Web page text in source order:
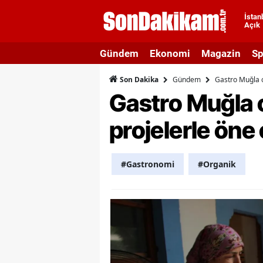
Açık
Gündem Ekonomi Magazin
Son Dakika Gündem Gastro Muğla
Gastro Muğla
projelerle öne
#Gastronomi #Organik